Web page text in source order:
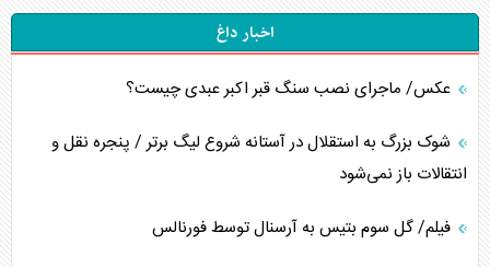
اخبار داغ
عکس/ ماجرای نصب سنگ قبر اکبر عبدی چیست؟
شوک بزرگ به استقلال در آستانه شروع لیگ برتر / پنجره نقل و
انتقالات باز نمی‌شود
فیلم/ گل سوم بتیس به آرسنال توسط فورنالس